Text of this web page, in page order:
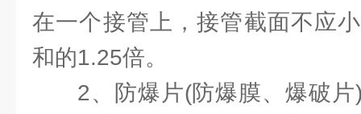
在一个接管上，接管截面不应
和的1.25倍。
2、防爆片(防爆膜、爆破